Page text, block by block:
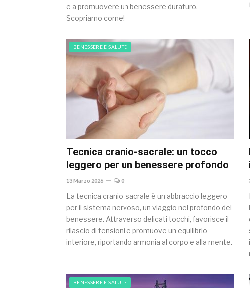
e a promuovere un benessere duraturo.
Scopriamo come!
BENESSERE E SALUTE
Tecnica cranio-sacrale: un tocco
leggero per un benessere profondo
13 Marzo 2026 0
La tecnica cranio-sacrale è un abbraccio leggero
per il sistema nervoso, un viaggio nel profondo del
benessere. Attraverso delicati tocchi, favorisce il
rilascio di tensioni e promuove un equilibrio
interiore, riportando armonia al corpo e alla mente.
BENESSERE E SALUTE